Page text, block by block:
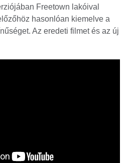
Freetown lakóival
hasonlóan kiemelve a
Az eredeti filmet és az új